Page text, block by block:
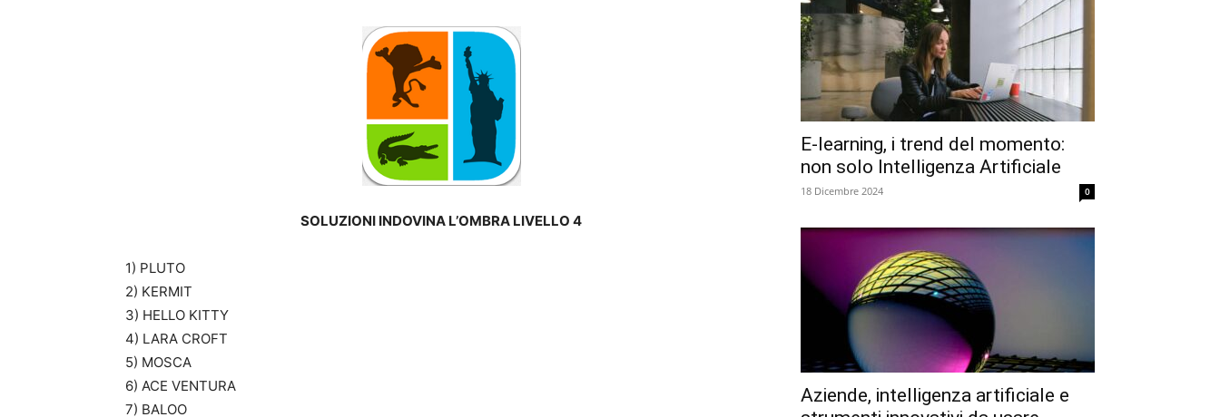
SOLUZIONI INDOVINA L’OMBRA LIVELLO 4
1) PLUTO
2) KERMIT
3) HELLO KITTY
4) LARA CROFT
5) MOSCA
6) ACE VENTURA
7) BALOO
E-learning, i trend del momento:
non solo Intelligenza Artificiale
18 Dicembre 2024 0
Aziende, intelligenza artificiale e